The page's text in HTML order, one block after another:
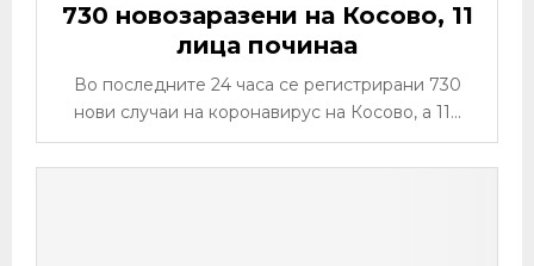
730 новозаразени на Косово, 11
лица починаа
Во последните 24 часа се регистрирани 730
нови случаи на коронавирус на Косово, а 11...